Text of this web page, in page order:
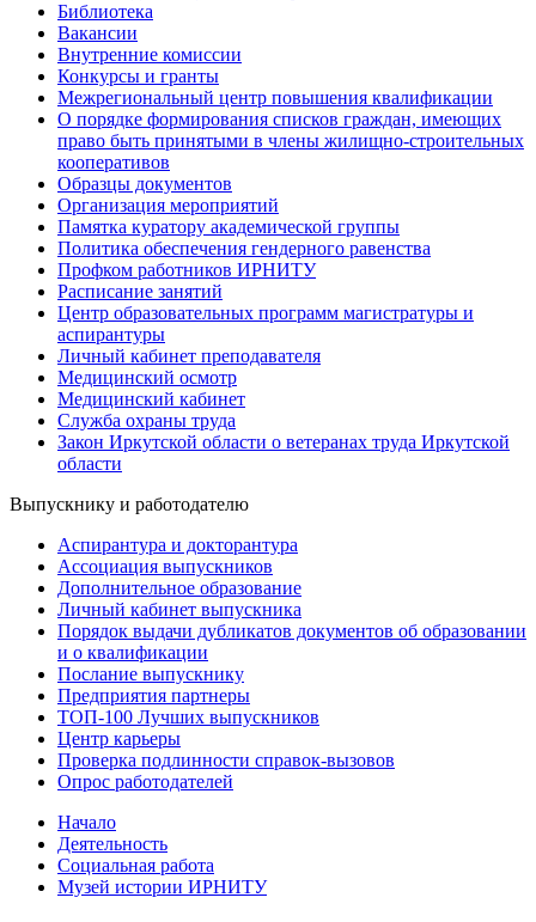
Библиотека
Вакансии
Внутренние комиссии
Конкурсы и гранты
Межрегиональный центр повышения квалификации
О порядке формирования списков граждан, имеющих
право быть принятыми в члены жилищно-строительных
кооперативов
Образцы документов
Организация мероприятий
Памятка куратору академической группы
Политика обеспечения гендерного равенства
Профком работников ИРНИТУ
Расписание занятий
Центр образовательных программ магистратуры и
аспирантуры
Личный кабинет преподавателя
Медицинский осмотр
Медицинский кабинет
Служба охраны труда
Закон Иркутской области о ветеранах труда Иркутской
области
Выпускнику и работодателю
Аспирантура и докторантура
Ассоциация выпускников
Дополнительное образование
Личный кабинет выпускника
Порядок выдачи дубликатов документов об образовании
и о квалификации
Послание выпускнику
Предприятия партнеры
ТОП-100 Лучших выпускников
Центр карьеры
Проверка подлинности справок-вызовов
Опрос работодателей
Начало
Деятельность
Социальная работа
Музей истории ИРНИТУ